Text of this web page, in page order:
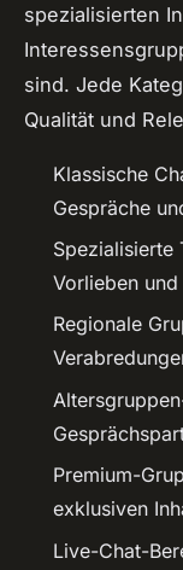
spezialisierten
sind. Jede
Qualität und
Klassische
Gespräche
Spezialisierte
Vorlieben und
Regionale
Premium-
exklusiven
Live-Chat-